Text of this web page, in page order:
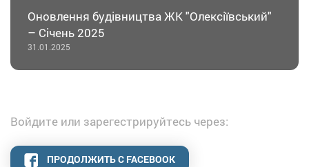
Оновлення будівництва ЖК "Олексіївський"
– Січень 2025
31.01.2025
Войдите или зарегестрируйтесь через:
ПРОДОЛЖИТЬ С FACEBOOK